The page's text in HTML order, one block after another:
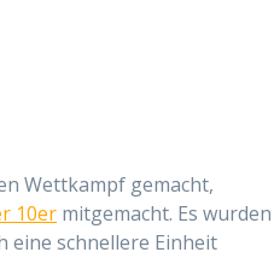
Wettkampf gemacht,
10er mitgemacht. Es wurden
eine schnellere Einheit